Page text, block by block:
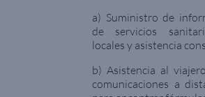
a) Suministro de
de servicios
locales y asistencia
b) Asistencia al
comunicaciones a